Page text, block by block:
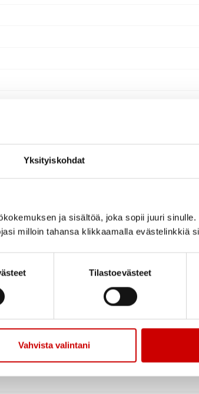
Yksityiskohdat
ja sisältöä, joka sopii juuri
milloin tahansa klikkaamalla evästelinkkiä
Tilastoevästeet
Vahvista valintani